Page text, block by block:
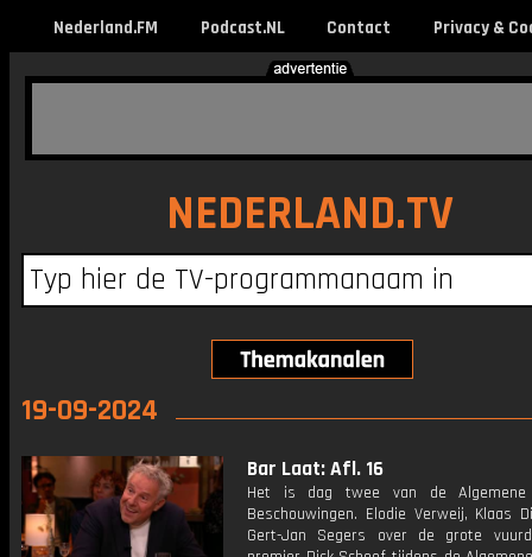
Nederland.FM Podcast.NL Contact Privacy &
NEDERLAND.TV
19-09-2024
Bar Laat: Afl. 16
Het is dag twee van de Algemene
Beschouwingen. Elodie Verweij, Klaas
Gert-Jan Segers over de grote